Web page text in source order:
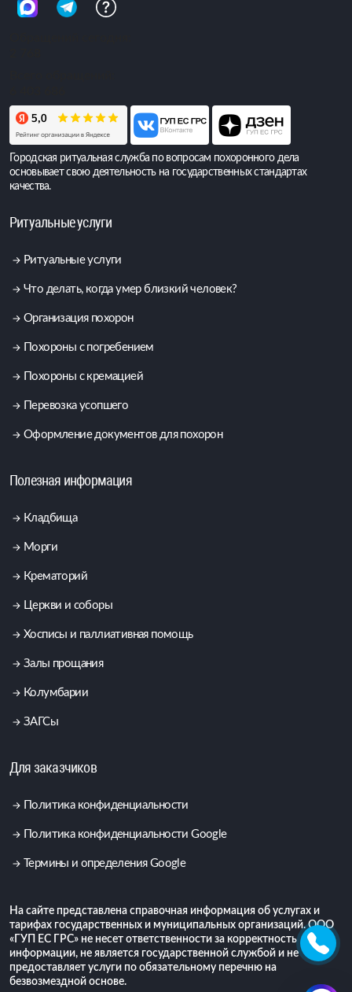
Городская ритуальная служба по вопросам похоронного дела
основывает свою деятельность на государственных стандартах
качества.
Ритуальные услуги
Ритуальные услуги
Что делать, когда умер близкий человек?
Организация похорон
Похороны с погребением
Похороны с кремацией
Перевозка усопшего
Оформление документов для похорон
Полезная информация
Кладбища
Морги
Крематорий
Церкви и соборы
Хосписы и паллиативная помощь
Залы прощания
Колумбарии
ЗАГСы
Для заказчиков
Политика конфиденциальности
Политика конфиденциальности Google
Термины и определения Google
На сайте представлена справочная информация об услугах и
тарифах государственных и муниципальных организаций. ООО
«ГУП ЕС ГРС» не несет ответственности за корректность
информации, не является государственной службой и не
предоставляет услуги по обязательному перечню на
безвозмездной основе.